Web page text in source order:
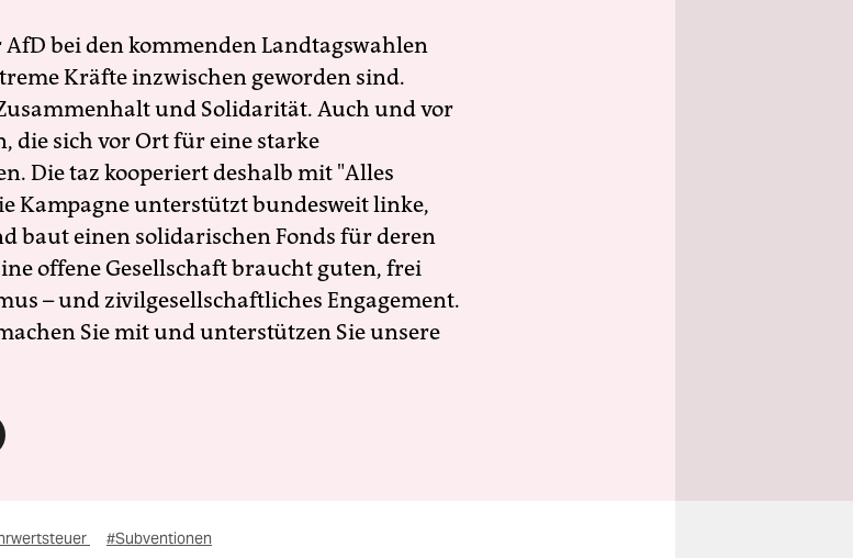
bei den kommenden Landtagswahlen
Kräfte inzwischen geworden sind.
und Solidarität. Auch und vor
die sich vor Ort für eine starke
Die taz kooperiert deshalb mit "Alles
Kampagne unterstützt bundesweit linke,
baut einen solidarischen Fonds für deren
offene Gesellschaft braucht guten, frei
– und zivilgesellschaftliches Engagement.
Sie mit und unterstützen Sie unsere
#Subventionen